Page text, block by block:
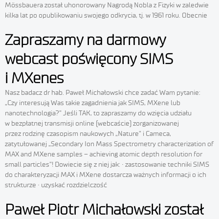
Mössbauera został uhonorowany Nagrodą Nobla z Fizyki w zaledwie
kilka lat po opublikowaniu swojego odkrycia, tj. w 1961 roku. Obecnie
Zapraszamy na darmowy
webcast poświęcony SIMS
i MXenes
Nasz badacz dr hab. Paweł Michałowski chce zadać Wam pytanie:
„Czy interesują Was takie zagadnienia jak SIMS, MXene lub
nanotechnologia?” Jeśli TAK, to zapraszamy do wzięcia udziału
w bezpłatnej transmisji online (webcaście) zorganizowanej
przez rodzinę czasopism naukowych „Nature” i Cameca,
zatytułowanej „Secondary Ion Mass Spectrometry characterization of
MAX and MXene samples – achieving atomic depth resolution for
small particles”! Dowiecie się z niej jak: • zastosowanie techniki SIMS
do charakteryzacji MAX i MXene dostarcza ważnych informacji o ich
strukturze • uzyskać rozdzielczość
Paweł Piotr Michałowski został